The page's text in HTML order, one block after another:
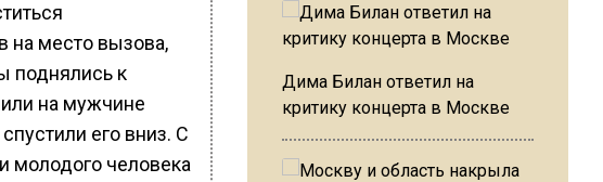
на место вызова,
поднялись к
на мужчине
его вниз. С
молодого человека
Дима Билан ответил на
критику концерта в Москве